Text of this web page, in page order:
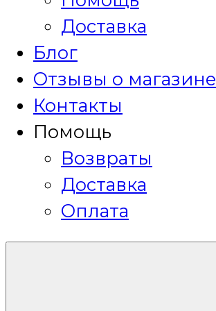
Доставка
Блог
Отзывы о магазине
Контакты
Помощь
Возвраты
Доставка
Оплата